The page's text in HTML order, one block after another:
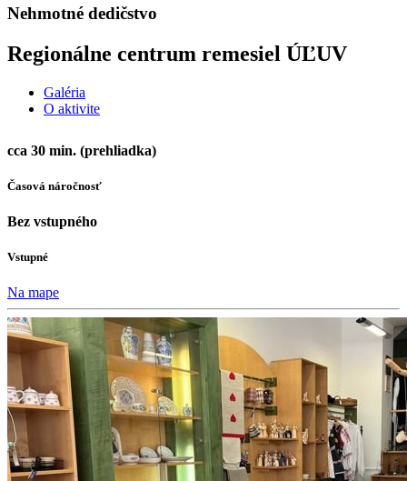
Nehmotné dedičstvo
Regionálne centrum remesiel ÚĽUV
Galéria
O aktivite
cca 30 min. (prehliadka)
Časová náročnosť
Bez vstupného
Vstupné
Na mape